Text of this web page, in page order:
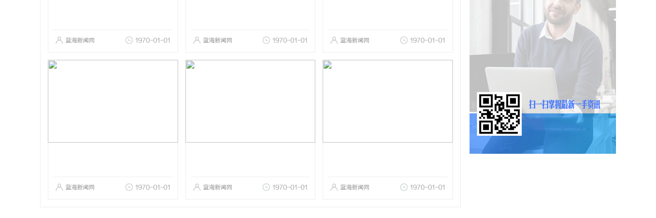
蓝海新闻网 1970-01-01 蓝海新闻网 1970-01-01 蓝海新闻网 1970-01-01
蓝海新闻网 1970-01-01 蓝海新闻网 1970-01-01 蓝海新闻网 1970-01-01